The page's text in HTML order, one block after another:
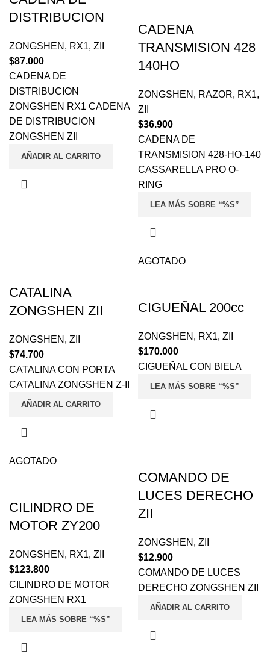
DISTRIBUCION
ZONGSHEN , RX1, ZII
$87.000
CADENA DE
DISTRIBUCION
ZONGSHEN RX1 CADENA
DE DISTRIBUCION
ZONGSHEN ZII
AÑADIR AL CARRITO
CADENA
TRANSMISION 428
140HO
ZONGSHEN , RAZOR, RX1,
ZII
$36.900
CADENA DE
TRANSMISION 428-HO-140
CASSARELLA PRO O-
RING
LEA MÁS SOBRE “%S”
CATALINA
ZONGSHEN ZII
ZONGSHEN , ZII
$74.700
CATALINA CON PORTA
CATALINA ZONGSHEN Z-II
AÑADIR AL CARRITO
AGOTADO
CIGUEÑAL 200cc
ZONGSHEN , RX1, ZII
$170.000
CIGUEÑAL CON BIELA
LEA MÁS SOBRE “%S”
AGOTADO
CILINDRO DE
MOTOR ZY200
ZONGSHEN , RX1, ZII
$123.800
CILINDRO DE MOTOR
ZONGSHEN RX1
LEA MÁS SOBRE “%S”
COMANDO DE
LUCES DERECHO
ZII
ZONGSHEN , ZII
$12.900
COMANDO DE LUCES
DERECHO ZONGSHEN ZII
AÑADIR AL CARRITO